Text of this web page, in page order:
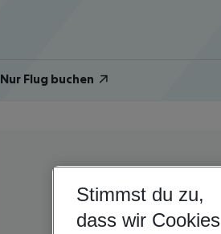
Nur Flug buchen
Stimmst du zu,
dass wir Cookies